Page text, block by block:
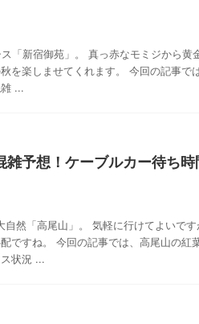
「新宿御苑」。 真っ赤なモミジから黄
を楽しませてくれます。 今回の記事で
...
雑予想！ケーブルカー待ち時
自然「高尾山」。 気軽に行けてよいです
ですね。 今回の記事では、高尾山の紅
状況 ...